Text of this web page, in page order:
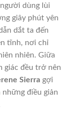
dùng lùi
giây phút yên
dắt ta đến
tĩnh, nơi chỉ
nhiên. Giữa
giác đều trở nên
Sierragợi
những điều giản